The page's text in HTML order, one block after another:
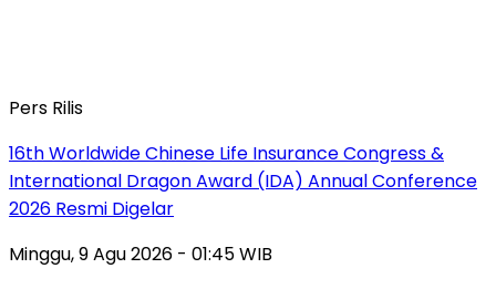
Pers Rilis
16th Worldwide Chinese Life Insurance Congress &
International Dragon Award (IDA) Annual Conference
2026 Resmi Digelar
Minggu, 9 Agu 2026 - 01:45 WIB